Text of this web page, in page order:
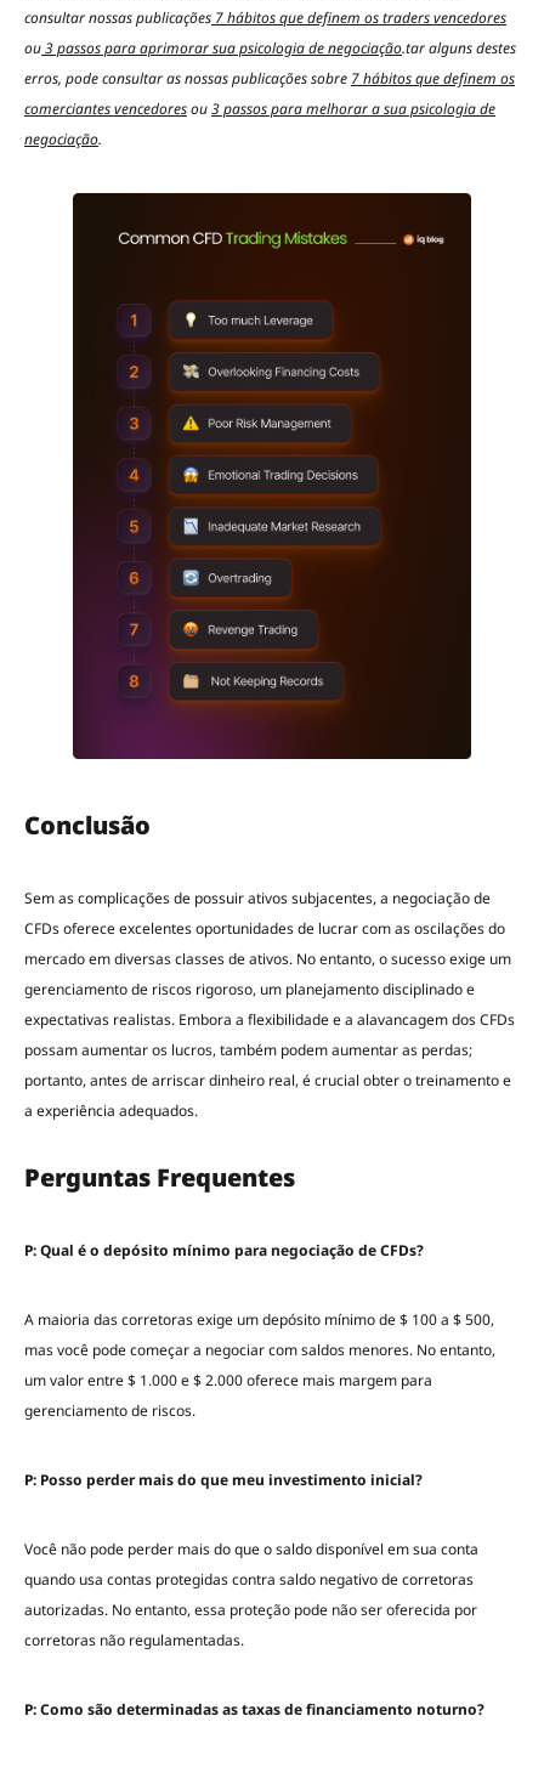
consultar nossas publicações 7 hábitos que definem os traders vencedores
ou3 passos para aprimorar sua psicologia de negociação.tar alguns destes
erros, pode consultar as nossas publicações sobre 7 hábitos que definem os
comerciantes vencedoresou3 passos para melhorar a sua psicologia de
negociação.
Conclusão
Sem as complicações de possuir ativos subjacentes, a negociação de
CFDs oferece excelentes oportunidades de lucrar com as oscilações do
mercado em diversas classes de ativos. No entanto, o sucesso exige um
gerenciamento de riscos rigoroso, um planejamento disciplinado e
expectativas realistas. Embora a flexibilidade e a alavancagem dos CFDs
possam aumentar os lucros, também podem aumentar as perdas;
portanto, antes de arriscar dinheiro real, é crucial obter o treinamento e
a experiência adequados.
Perguntas Frequentes
P: Qual é o depósito mínimo para negociação de CFDs?
A maioria das corretoras exige um depósito mínimo de $ 100 a $ 500,
mas você pode começar a negociar com saldos menores. No entanto,
um valor entre $ 1.000 e $ 2.000 oferece mais margem para
gerenciamento de riscos.
P: Posso perder mais do que meu investimento inicial?
Você não pode perder mais do que o saldo disponível em sua conta
quando usa contas protegidas contra saldo negativo de corretoras
autorizadas. No entanto, essa proteção pode não ser oferecida por
corretoras não regulamentadas.
P: Como são determinadas as taxas de financiamento noturno?